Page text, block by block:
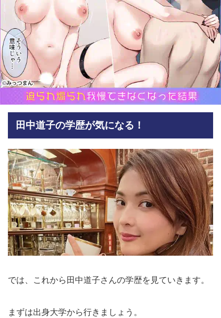
田中道子の学歴が気になる！
では、これから田中道子さんの学歴を見ていきます。
まずは出身大学から行きましょう。